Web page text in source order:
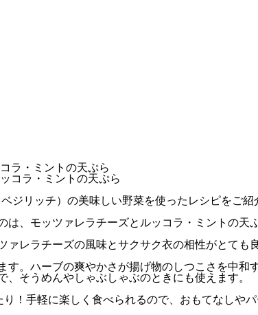
ラ・ミントの天ぷら
ジリッチ）の美味しい野菜を使ったレシピをご紹
、モッツァレラチーズとルッコラ・ミントの天
レラチーズの風味とサクサク衣の相性がとても
。ハーブの爽やかさが揚げ物のしつこさを中
そうめんやしゃぶしゃぶのときにも使えます。
！手軽に楽しく食べられるので、おもてなしや